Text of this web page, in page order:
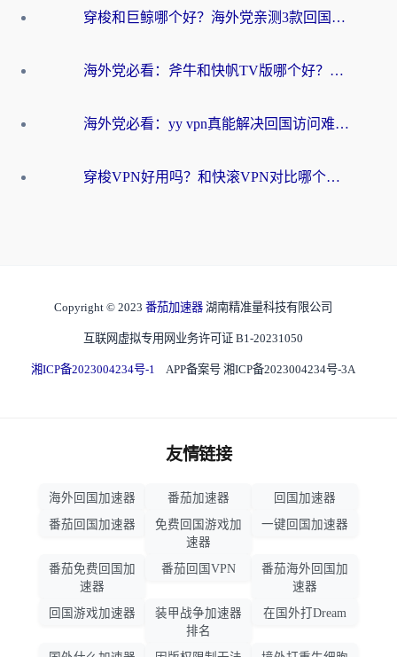
穿梭和巨鲸哪个好？海外党亲测3款回国加速器，教你避开90%的坑
海外党必看：斧牛和快帆TV版哪个好？3分钟选对回国加速器，无缝刷B站、追热剧
海外党必看：yy vpn真能解决回国访问难题？附云极initap测评+免费方案对比
穿梭VPN好用吗？和快滚VPN对比哪个回国效果更好？海外党选回国加速器必看指南
Copyright © 2023 番茄加速器 湖南精准量科技有限公司
互联网虚拟专用网业务许可证 B1-20231050
湘ICP备2023004234号-1 APP备案号 湘ICP备2023004234号-3A
友情链接
海外回国加速器 番茄加速器
回国加速器
番茄回国加速器
免费回国游戏加
速器
一键回国加速器
番茄免费回国加
速器
番茄回国VPN
番茄海外回国加
速器
回国游戏加速器
装甲战争加速器
排名
在国外打Dream